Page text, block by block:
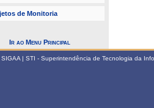
de Monitoria
Ir ao Menu Principal
SIGAA | STI - Superintendência de Tecnologia da